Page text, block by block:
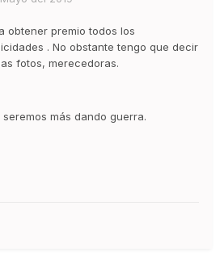
obtener premio todos los
. No obstante tengo que decir
fotos, merecedoras.
más dando guerra.